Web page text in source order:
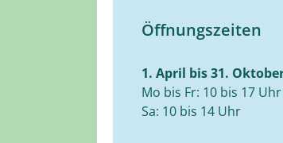
Öffnungszeiten
1. April bis 31.
Mo bis Fr: 10 bis 17 Uhr
Sa: 10 bis 14 Uhr